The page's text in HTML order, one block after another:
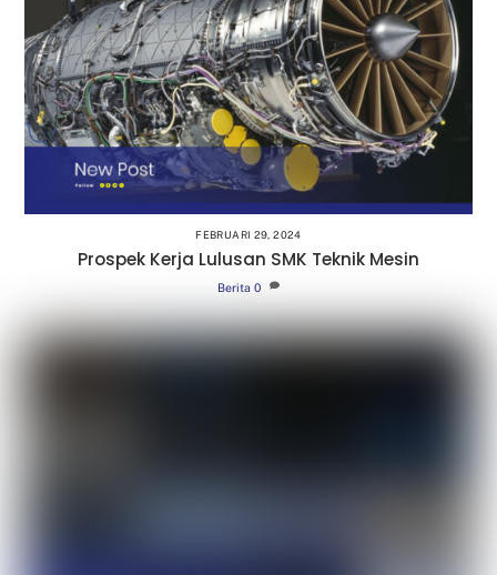
FEBRUARI 29, 2024
Prospek Kerja Lulusan SMK Teknik Mesin
Berita 0